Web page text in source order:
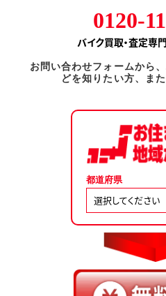
0120-
バイク買取・査定専
お問い合わせフォームから
どを知りたい方、ま
都道府県